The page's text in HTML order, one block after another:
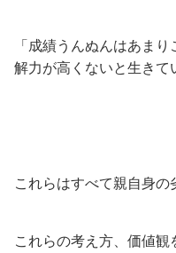
「成績うんぬんはあま
解力が高くないと生きて
これらはすべて親自身の
これらの考え方、価値